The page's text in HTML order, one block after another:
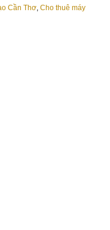
Cần Thơ, Cho thuê máy